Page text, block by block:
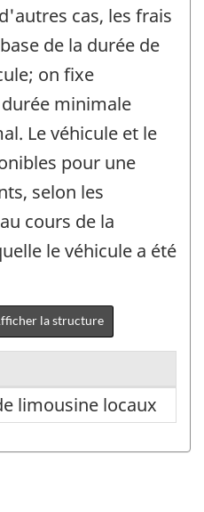
cas, les frais
de la durée de
on fixe
minimale
Le véhicule et le
pour une
selon les
cours de la
le véhicule a été
la structure
limousine locaux
limousine locaux